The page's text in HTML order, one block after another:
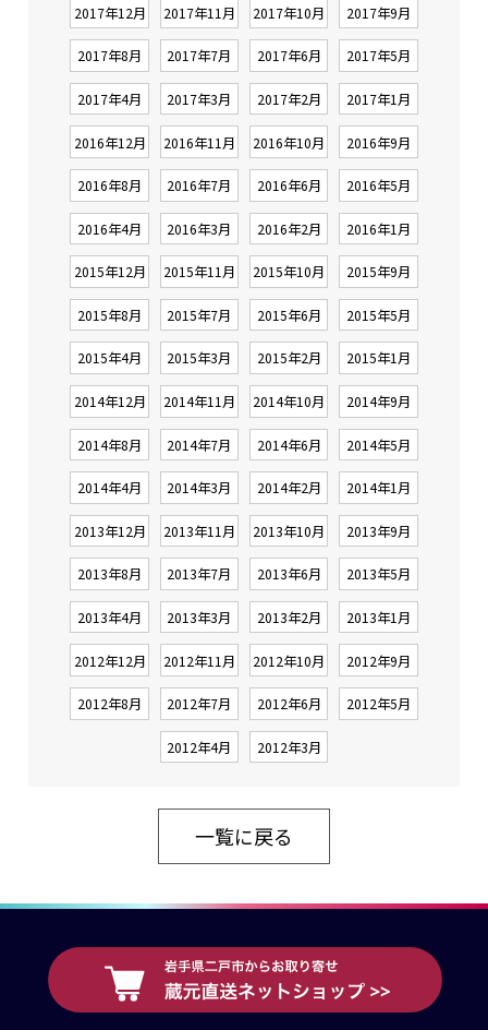
2017年12月 2017年11月 2017年10月 2017年9月
2017年8月 2017年7月 2017年6月 2017年5月
2017年4月 2017年3月 2017年2月 2017年1月
2016年12月 2016年11月 2016年10月 2016年9月
2016年8月 2016年7月 2016年6月 2016年5月
2016年4月 2016年3月 2016年2月 2016年1月
2015年12月 2015年11月 2015年10月 2015年9月
2015年8月 2015年7月 2015年6月 2015年5月
2015年4月 2015年3月 2015年2月 2015年1月
2014年12月 2014年11月 2014年10月 2014年9月
2014年8月 2014年7月 2014年6月 2014年5月
2014年4月 2014年3月 2014年2月 2014年1月
2013年12月 2013年11月 2013年10月 2013年9月
2013年8月 2013年7月 2013年6月 2013年5月
2013年4月 2013年3月 2013年2月 2013年1月
2012年12月 2012年11月 2012年10月 2012年9月
2012年8月 2012年7月 2012年6月 2012年5月
2012年4月 2012年3月
一覧に戻る